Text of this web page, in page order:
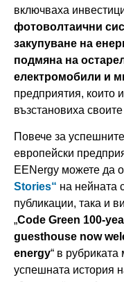
включваха
фотоволтаични
закупуване на
подмяна на
електромобили и
предприятия, които
възстановиха
Повече за
европейски
EENergy можете да
Stories“ на нейната
публикации, така и
„Code Green 100-
guesthouse now
energy“ в
успешната история